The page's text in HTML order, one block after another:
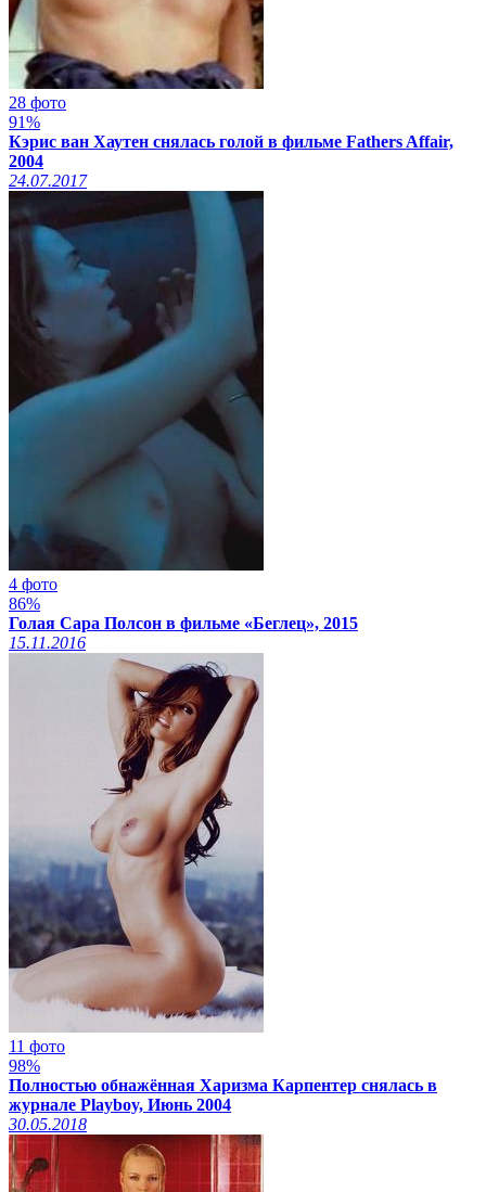
28 фото
91%
Кэрис ван Хаутен снялась голой в фильме Fathers Affair,
2004
24.07.2017
4 фото
86%
Голая Сара Полсон в фильме «Беглец», 2015
15.11.2016
11 фото
98%
Полностью обнажённая Харизма Карпентер снялась в
журнале Playboy, Июнь 2004
30.05.2018